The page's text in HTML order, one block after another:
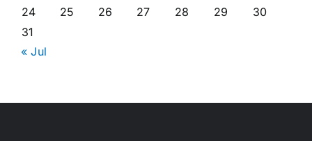
24
25 26 27 28 29
30
31
« Jul